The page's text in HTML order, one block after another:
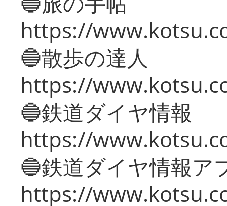
https://
🔵散歩の達人
https://
🔵鉄道ダイヤ情報
https://
🔵鉄道ダイヤ情報ア
https://